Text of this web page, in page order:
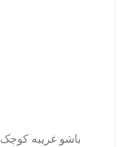
Film Adı: Küçük Gariban Bashu - باشو غریبه کوچک